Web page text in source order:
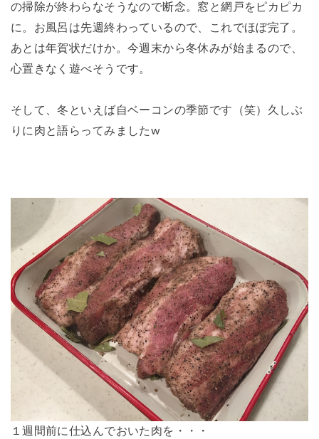
の掃除が終わらなそうなので断念。窓と網戸をピカピカ
に。お風呂は先週終わっているので、これでほぼ完了。
あとは年賀状だけか。今週末から冬休みが始まるので、
心置きなく遊べそうです。
そして、冬といえば自ベーコンの季節です（笑）久しぶ
りに肉と語らってみましたw
１週間前に仕込んでおいた肉を・・・